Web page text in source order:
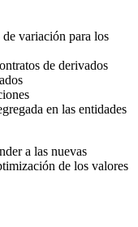
variación para los
de derivados
en las entidades
a las nuevas
de los valores